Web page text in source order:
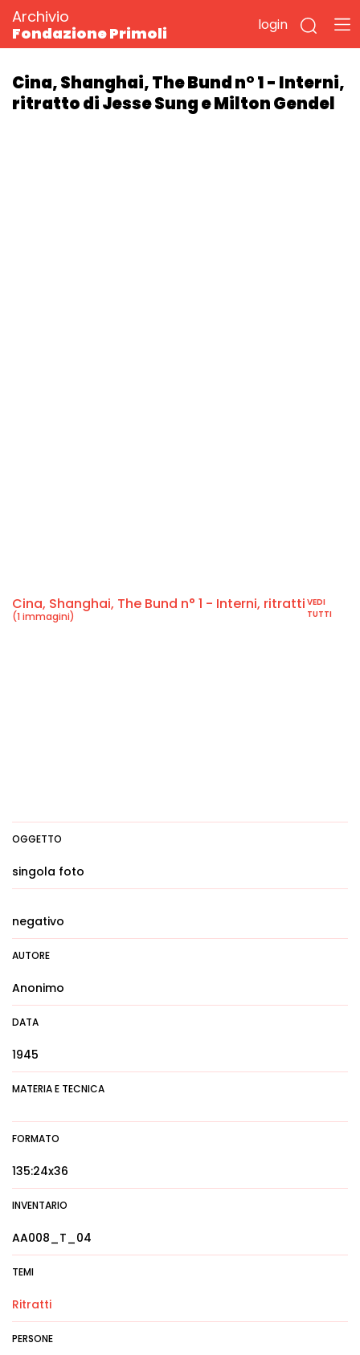
Archivio
Fondazione Primoli
login
Cina, Shanghai, The Bund n° 1 - Interni,
ritratto di Jesse Sung e Milton Gendel
Cina, Shanghai, The Bund n° 1 - Interni, ritratti
(1 immagini)
VEDI
TUTTI
OGGETTO
singola foto
negativo
AUTORE
Anonimo
DATA
1945
MATERIA E TECNICA
FORMATO
135:24x36
INVENTARIO
AA008_T_04
TEMI
Ritratti
PERSONE